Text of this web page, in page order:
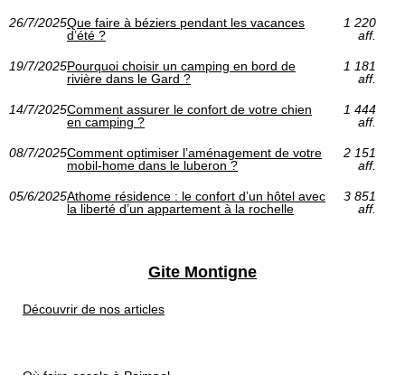
26/7/2025Que faire à béziers pendant les vacances
d’été ?
1 220
aff.
19/7/2025Pourquoi choisir un camping en bord de
rivière dans le Gard ?
1 181
aff.
14/7/2025Comment assurer le confort de votre chien
en camping ?
1 444
aff.
08/7/2025Comment optimiser l’aménagement de votre
mobil-home dans le luberon ?
2 151
aff.
05/6/2025Athome résidence : le confort d’un hôtel avec
la liberté d’un appartement à la rochelle
3 851
aff.
Gite Montigne
Découvrir de nos articles